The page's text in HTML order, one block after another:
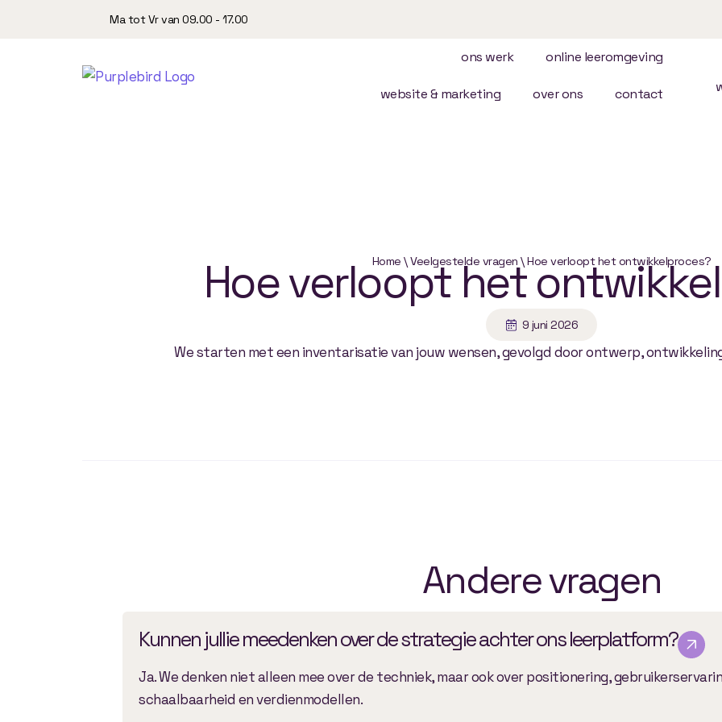
Ma tot Vr van 09.00 - 17.00
ons werk online leeromgeving
website & marketing over ons contact
Home \Veelgestelde vragen \Hoe verloopt het ontwikkelproces?
Hoeverloopthet
9 juni 2026
We starten met een inventarisatie van jouw wensen, gevolgd door ontwerp,
Andere vragen
Kunnen jullie meedenken over de strategie achter ons leerplatform?
Ja. We denken niet alleen mee over de techniek, maar ook over positionering,
schaalbaarheid en verdienmodellen.